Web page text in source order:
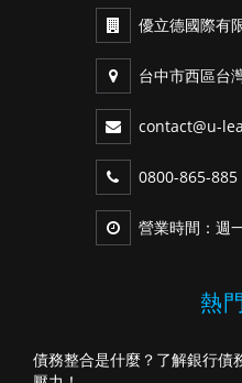
優立德國際有
台中市西區台
contact@u-
0800-865-885
營業時間：週
熱
債務整合是什麼？了解銀行債